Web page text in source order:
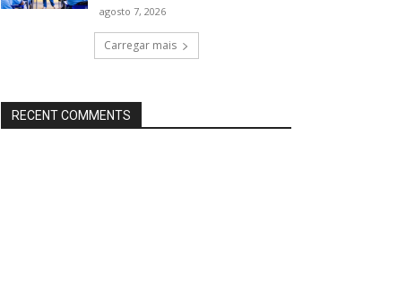
agosto 7, 2026
Carregar mais
RECENT COMMENTS